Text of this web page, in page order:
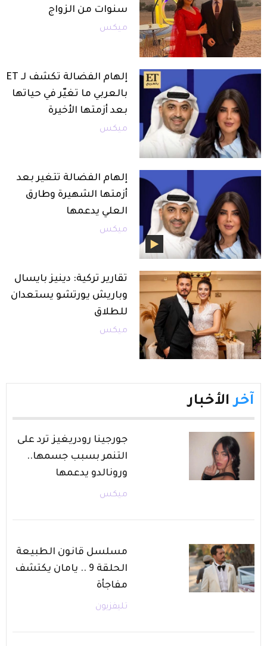
سنوات من الزواج
ميكس
إلهام الفضالة تكشف لـ ET
بالعربي ما تغيّر في حياتها
بعد أزمتها الأخيرة
ميكس
إلهام الفضالة تتغير بعد
أزمتها الشهيرة وطارق
العلي يدعمها
ميكس
تقارير تركية: دينيز بايسال
وباريش يورتشو يستعدان
للطلاق
ميكس
آخر الأخبار
جورجينا رودريغيز ترد على
التنمر بسبب جسمها..
ورونالدو يدعمها
ميكس
مسلسل قانون الطبيعة
الحلقة 9 .. يامان يكتشف
مفاجأة
تليفزيون